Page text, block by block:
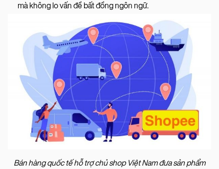
mà không lo vấn đề bất đồng ngôn ngữ.
Bán hàng quốc tế hỗ trợ chủ shop Việt Nam đưa sản phẩm